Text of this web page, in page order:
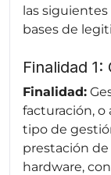
las
bases de
Finalidad
Finalidad:
facturación, o
tipo de
prestación
hardware,